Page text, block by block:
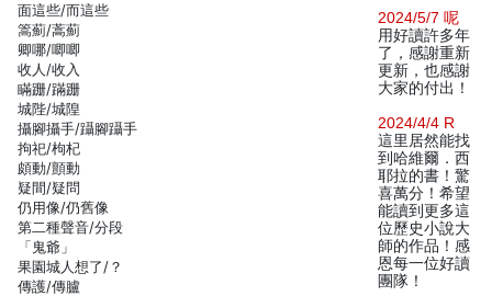
面這些/而這些
篙薊/蒿薊
卿哪/唧唧
收人/收入
瞞跚/蹣跚
城陛/城隍
攝腳攝手/躡腳躡手
拘祀/枸杞
頗動/顫動
疑間/疑問
仍用像/仍舊像
第二種聲音/分段
「鬼爺」
果園城人想了/？
傳護/傳臚
2024/5/7 呢
用好讀許多年
了，感謝重新
更新，也感謝
大家的付出！
2024/4/4 R
這里居然能找
到哈維爾．西
耶拉的書！驚
喜萬分！希望
能讀到更多這
位歷史小說大
師的作品！感
恩每一位好讀
團隊！